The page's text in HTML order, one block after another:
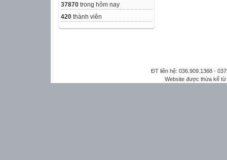
37870 trong hôm nay
420 thành viên
ĐT liên hệ: 036.909.1368 -
Website được thừa kế từ